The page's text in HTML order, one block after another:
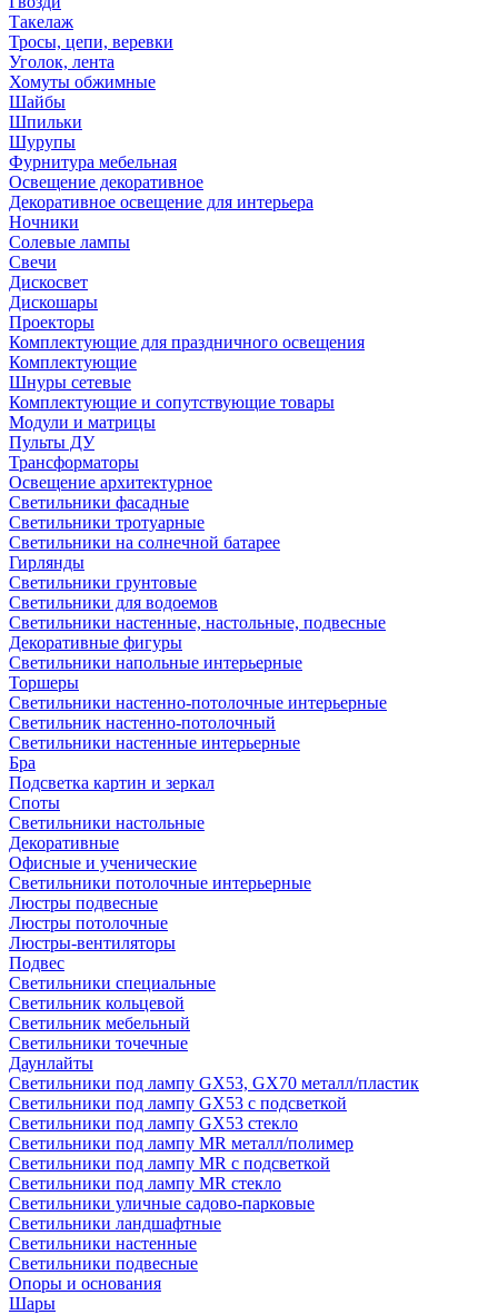
Такелаж
Тросы, цепи, веревки
Уголок, лента
Хомуты обжимные
Шайбы
Шпильки
Шурупы
Фурнитура мебельная
Освещение декоративное
Декоративное освещение для интерьера
Ночники
Солевые лампы
Свечи
Дискосвет
Дискошары
Проекторы
Комплектующие для праздничного освещения
Комплектующие
Шнуры сетевые
Комплектующие и сопутствующие товары
Модули и матрицы
Пульты ДУ
Трансформаторы
Освещение архитектурное
Светильники фасадные
Светильники тротуарные
Светильники на солнечной батарее
Гирлянды
Светильники грунтовые
Светильники для водоемов
Светильники настенные, настольные, подвесные
Декоративные фигуры
Светильники напольные интерьерные
Торшеры
Светильники настенно-потолочные интерьерные
Светильник настенно-потолочный
Светильники настенные интерьерные
Бра
Подсветка картин и зеркал
Споты
Светильники настольные
Декоративные
Офисные и ученические
Светильники потолочные интерьерные
Люстры подвесные
Люстры потолочные
Люстры-вентиляторы
Подвес
Светильники специальные
Светильник кольцевой
Светильник мебельный
Светильники точечные
Даунлайты
Светильники под лампу GX53, GX70 металл/пластик
Светильники под лампу GX53 с подсветкой
Светильники под лампу GX53 стекло
Светильники под лампу MR металл/полимер
Светильники под лампу MR с подсветкой
Светильники под лампу MR стекло
Светильники уличные садово-парковые
Светильники ландшафтные
Светильники настенные
Светильники подвесные
Опоры и основания
Шары